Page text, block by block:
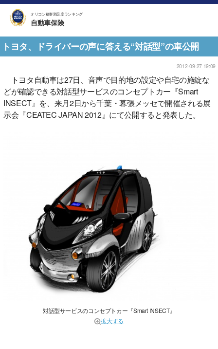
オリコン顧客満足度ランキング
自動車保険
トヨタ、ドライバーの声に答える“対話型”の車公開
2012-09-27 19:09
トヨタ自動車は27日、音声で目的地の設定や自宅の施錠な
どが確認できる対話型サービスのコンセプトカー『Smart
INSECT』を、来月2日から千葉・幕張メッセで開催される展
示会『CEATEC JAPAN 2012』にて公開すると発表した。
対話型サービスのコンセプトカー『Smart INSECT』
拡大する